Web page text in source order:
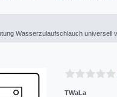
Wasserzulaufschlauch universell
TWaLa